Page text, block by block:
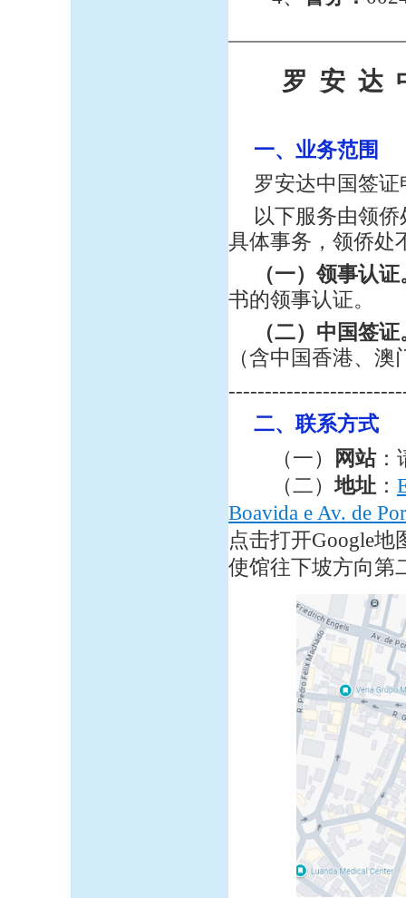
——————
罗 安 达
一、业务范围
罗安达中国签
以下服务由领
具体事务，领侨处
（一）领事认证
书的领事认证。
（二）中国签证
（含中国香港、
二、联系方式
（一）
网站：
（二）地址 ：
Boavida e Av. de
点击打开Google地
使馆往下坡方向第